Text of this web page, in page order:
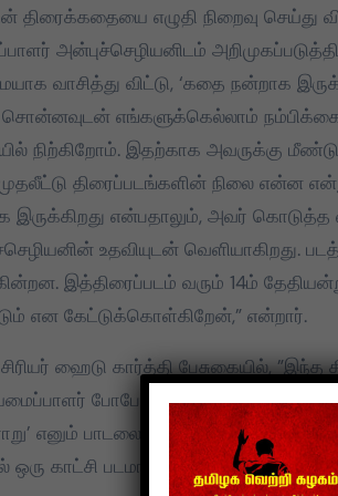
திரைக்கதையை எழுதி நிறைவு செய்து
அன்புச்செழியனிடம்
வாசித்து விட்டு, ‘கதை நன்றாக
சொன்னவுடன் எங்களுக்கெல்லாம்
நிற்கிறோம். இதற்காக அவருக்கு
முதலீட்டு திரைப்படங்களின் நிலை என்ன
இருக்கிறது என்பதாலும், அவர் கொடுத்த
உதவியுடன் வெளியாகிறது.
இத்திரைப்படம் வரும் 14ம்
என கேட்டுக்கொள்கிறேன்,” என்றார்.
ஹைடு கார்த்தி பேசுகையில், ”இந்த
போபோ சசியின் ஆதரவால்
எனும் பாடலை நானே எழுதி,
ஒரு காட்சி படமாக்கப்பட்டிருக்கிறது.